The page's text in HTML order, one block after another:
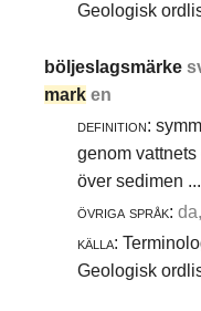
Geologisk
böljeslagsmärke
mark en
definition:
genom
över sedimen ...
övriga språk:
källa:
Geologisk